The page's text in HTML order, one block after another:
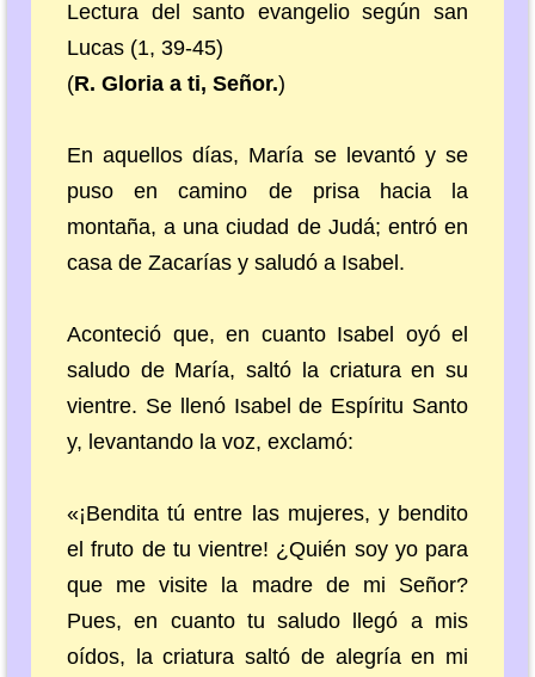
Lectura del santo evangelio según san
Lucas (1, 39-45)
(R. Gloria a ti, Señor.)
En aquellos días, María se levantó y se
puso en camino de prisa hacia la
montaña, a una ciudad de Judá; entró en
casa de Zacarías y saludó a Isabel.
Aconteció que, en cuanto Isabel oyó el
saludo de María, saltó la criatura en su
vientre. Se llenó Isabel de Espíritu Santo
y, levantando la voz, exclamó:
«¡Bendita tú entre las mujeres, y bendito
el fruto de tu vientre! ¿Quién soy yo para
que me visite la madre de mi Señor?
Pues, en cuanto tu saludo llegó a mis
oídos, la criatura saltó de alegría en mi